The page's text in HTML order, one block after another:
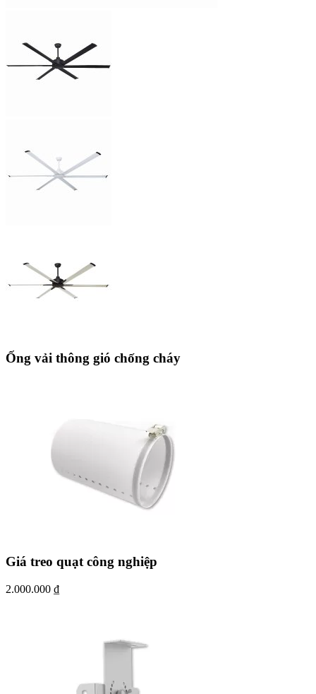
Ống vải thông gió chống cháy
Giá treo quạt công nghiệp
2.000.000 ₫